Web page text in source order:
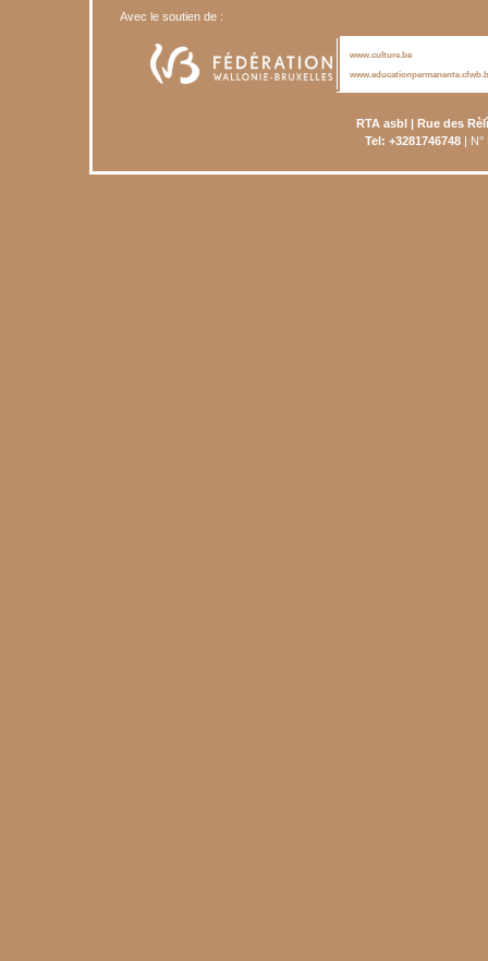
Avec le soutien de :
www.culture.be
RTA asbl | Rue des
Tel: +3281746748| N°